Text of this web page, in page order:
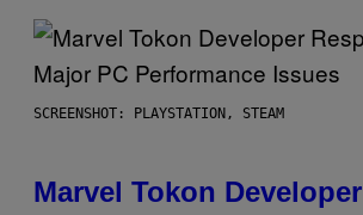
SCREENSHOT: PLAYSTATION, STEAM
Marvel Tokon Developer